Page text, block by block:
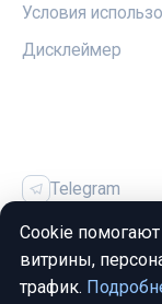
Условия
Дисклеймер
Telegram
Vk
Cookie
витрины,
трафик.